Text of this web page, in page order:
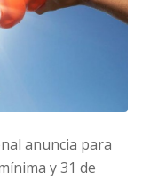
anuncia para
y 31 de